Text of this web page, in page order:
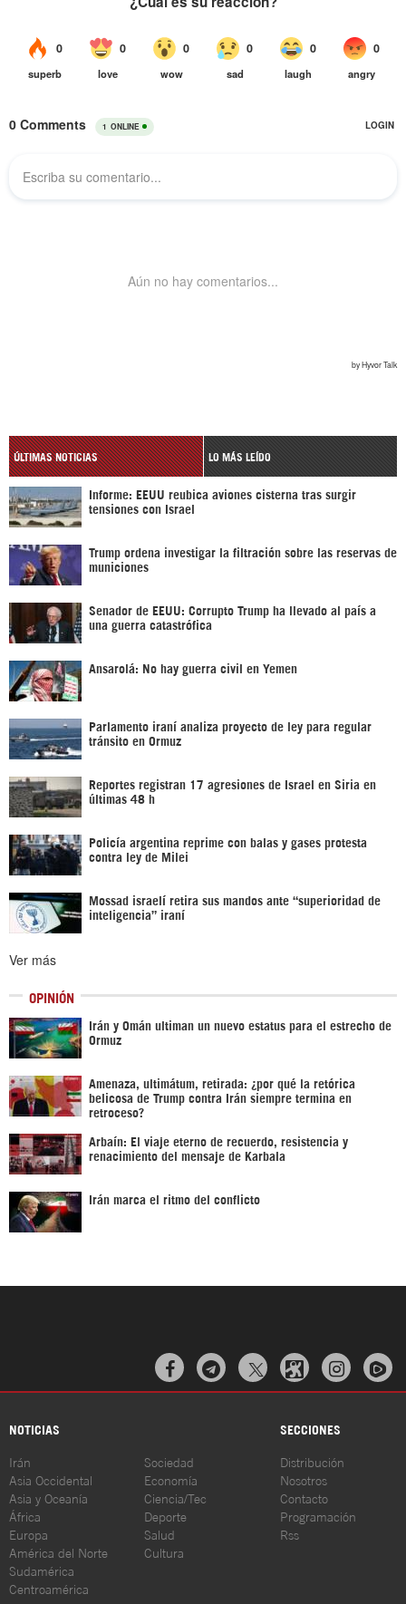
ÚLTIMAS NOTICIAS LO MÁS LEÍDO
Informe: EEUU reubica aviones cisterna tras surgir
tensiones con Israel
Trump ordena investigar la filtración sobre las reservas de
municiones
Senador de EEUU: Corrupto Trump ha llevado al país a
una guerra catastrófica
Ansarolá: No hay guerra civil en Yemen
Parlamento iraní analiza proyecto de ley para regular
tránsito en Ormuz
Reportes registran 17 agresiones de Israel en Siria en
últimas 48 h
Policía argentina reprime con balas y gases protesta
contra ley de Milei
Mossad israelí retira sus mandos ante “superioridad de
inteligencia” iraní
Ver más
OPINIÓN
Irán y Omán ultiman un nuevo estatus para el estrecho de
Ormuz
Amenaza, ultimátum, retirada: ¿por qué la retórica
belicosa de Trump contra Irán siempre termina en
retroceso?
Arbaín: El viaje eterno de recuerdo, resistencia y
renacimiento del mensaje de Karbala
Irán marca el ritmo del conflicto
  
NOTICIAS SECCIONES
Irán
Asia Occidental
Asia y Oceanía
África
Europa
América del Norte
Sudamérica
Centroamérica
Sociedad
Economía
Ciencia/Tec
Deporte
Salud
Cultura
Distribución
Nosotros
Contacto
Programación
Rss